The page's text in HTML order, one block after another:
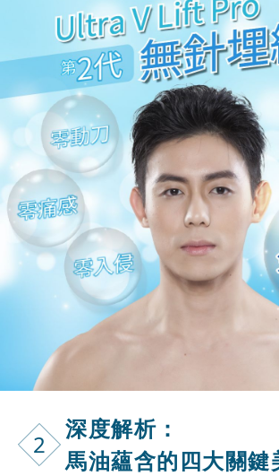
2
深度解析：
馬油蘊含的四大關鍵